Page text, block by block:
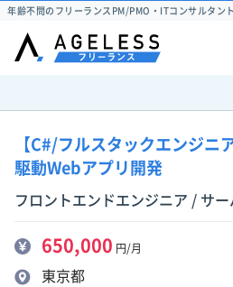
年齢不問のフリーランスPM/PMO・ITコンサルタン
【C#/フルスタックエンジニ
駆動Webアプリ開発
フロントエンドエンジニア / サ
650,000 円/月
東京都